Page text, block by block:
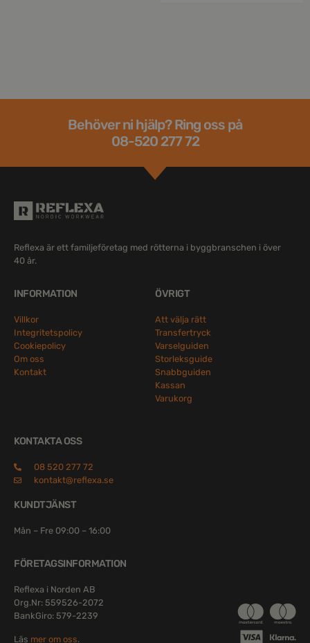
Behöver ni hjälp? Ring oss på
08-520 277 72
Reflexa är ett familjeföretag med rötterna i byggbranschen i över
40 år.
INFORMATION
Villkor
Integritetspolicy
Cookiepolicy
Om oss
Kontakt
ÖVRIGT
Att välja rätt
Transfertryck
Varselguiden
Storleksguide
Snabbguiden
Kassan
Varukorg
KONTAKTA OSS
08 520 277 72
kontakt@reflexa.se
KUNDTJÄNST
Mån – Fre 09:00 – 16:00
FÖRETAGSINFORMATION
Reflexa i Norden AB
Org.Nr: 559526-2072
BankGiro: 579-2239
Läs mer om oss.